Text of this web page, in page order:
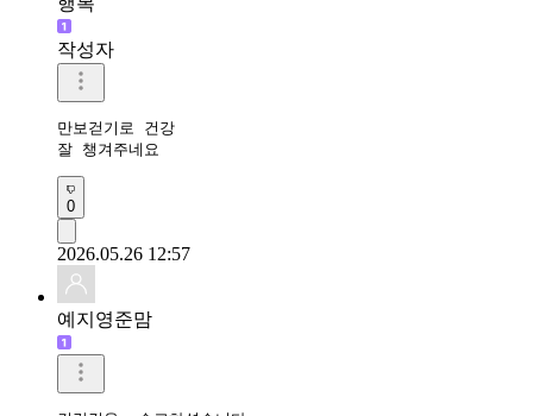
작성자
만보걷기로 건강
잘 챙겨주네요
0
2026.05.26 12:57
예지영준맘